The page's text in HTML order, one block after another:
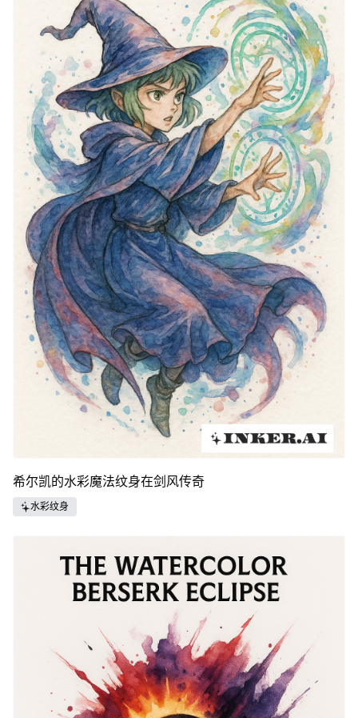
希尔凯的水彩魔法纹身在剑风传奇
水彩纹身